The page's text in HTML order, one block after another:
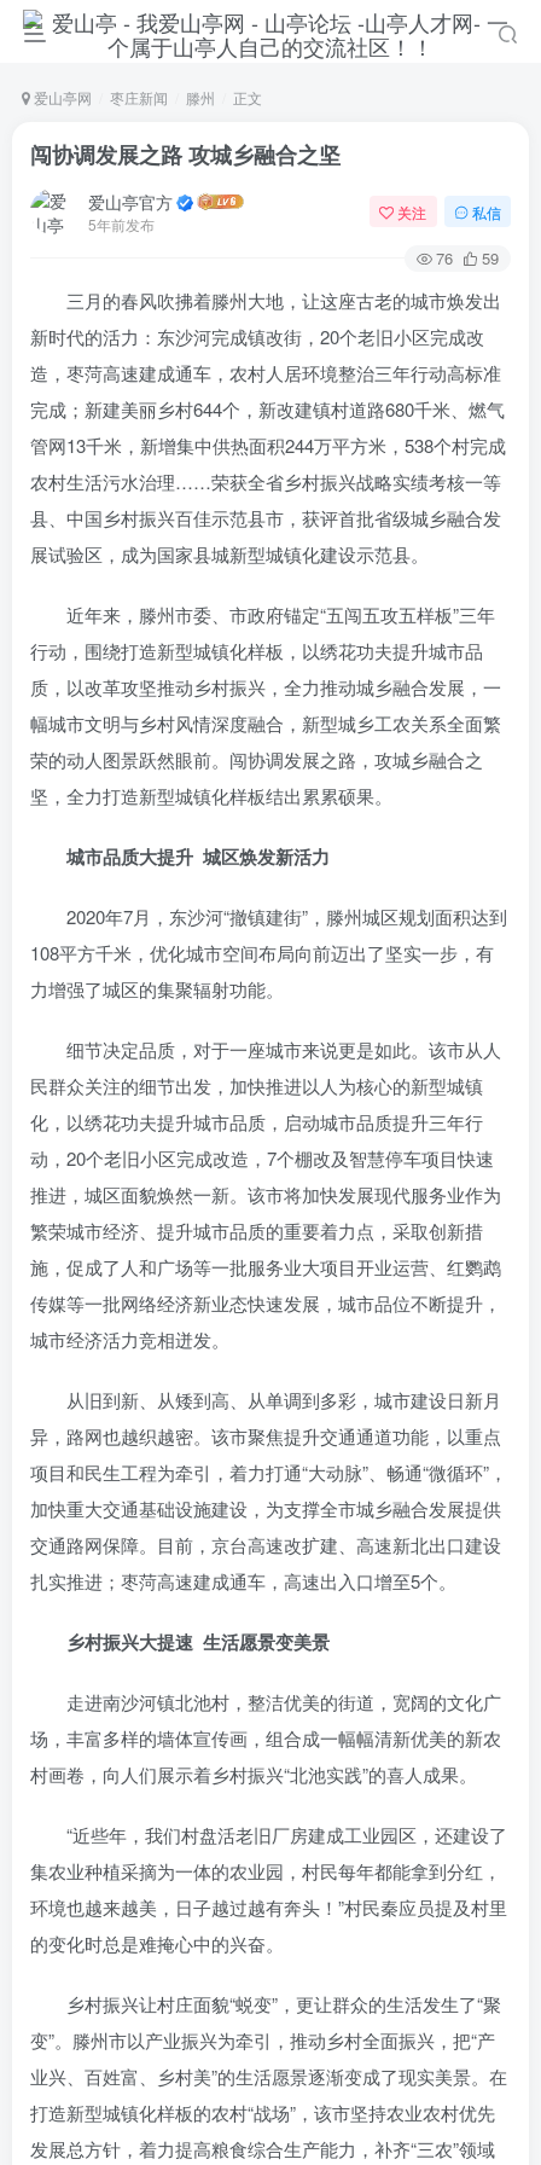
爱山亭网 枣庄新闻 滕州 正文
闯协调发展之路 攻城乡融合之坚
爱山亭官方
5年前发布
关注 私信
76 59
三月的春风吹拂着滕州大地，让这座古老的城市焕发出
新时代的活力：东沙河完成镇改街，20个老旧小区完成改
造，枣菏高速建成通车，农村人居环境整治三年行动高标准
完成；新建美丽乡村644个，新改建镇村道路680千米、燃气
管网13千米，新增集中供热面积244万平方米，538个村完成
农村生活污水治理……荣获全省乡村振兴战略实绩考核一等
县、中国乡村振兴百佳示范县市，获评首批省级城乡融合发
展试验区，成为国家县城新型城镇化建设示范县。
近年来，滕州市委、市政府锚定“五闯五攻五样板”三年
行动，围绕打造新型城镇化样板，以绣花功夫提升城市品
质，以改革攻坚推动乡村振兴，全力推动城乡融合发展，一
幅城市文明与乡村风情深度融合，新型城乡工农关系全面繁
荣的动人图景跃然眼前。闯协调发展之路，攻城乡融合之
坚，全力打造新型城镇化样板结出累累硕果。
城市品质大提升 城区焕发新活力
2020年7月，东沙河“撤镇建街”，滕州城区规划面积达到
108平方千米，优化城市空间布局向前迈出了坚实一步，有
力增强了城区的集聚辐射功能。
细节决定品质，对于一座城市来说更是如此。该市从人
民群众关注的细节出发，加快推进以人为核心的新型城镇
化，以绣花功夫提升城市品质，启动城市品质提升三年行
动，20个老旧小区完成改造，7个棚改及智慧停车项目快速
推进，城区面貌焕然一新。该市将加快发展现代服务业作为
繁荣城市经济、提升城市品质的重要着力点，采取创新措
施，促成了人和广场等一批服务业大项目开业运营、红鹦鹉
传媒等一批网络经济新业态快速发展，城市品位不断提升，
城市经济活力竞相迸发。
从旧到新、从矮到高、从单调到多彩，城市建设日新月
异，路网也越织越密。该市聚焦提升交通通道功能，以重点
项目和民生工程为牵引，着力打通“大动脉”、畅通“微循环”，
加快重大交通基础设施建设，为支撑全市城乡融合发展提供
交通路网保障。目前，京台高速改扩建、高速新北出口建设
扎实推进；枣菏高速建成通车，高速出入口增至5个。
乡村振兴大提速 生活愿景变美景
走进南沙河镇北池村，整洁优美的街道，宽阔的文化广
场，丰富多样的墙体宣传画，组合成一幅幅清新优美的新农
村画卷，向人们展示着乡村振兴“北池实践”的喜人成果。
“近些年，我们村盘活老旧厂房建成工业园区，还建设了
集农业种植采摘为一体的农业园，村民每年都能拿到分红，
环境也越来越美，日子越过越有奔头！”村民秦应员提及村里
的变化时总是难掩心中的兴奋。
乡村振兴让村庄面貌“蜕变”，更让群众的生活发生了“聚
变”。滕州市以产业振兴为牵引，推动乡村全面振兴，把“产
业兴、百姓富、乡村美”的生活愿景逐渐变成了现实美景。在
打造新型城镇化样板的农村“战场”，该市坚持农业农村优先
发展总方针，着力提高粮食综合生产能力，补齐“三农”领域
登录
没有账号？立即注册
手机号
账号密码登录
社交账号登录
QQ登录 微信登录